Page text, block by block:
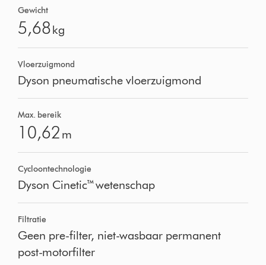
Gewicht
5,68kg
Vloerzuigmond
Dyson pneumatische vloerzuigmond
Max. bereik
10,62 m
Cycloontechnologie
Dyson Cinetic™ wetenschap
Filtratie
Geen pre-filter, niet-wasbaar permanent
post-motorfilter